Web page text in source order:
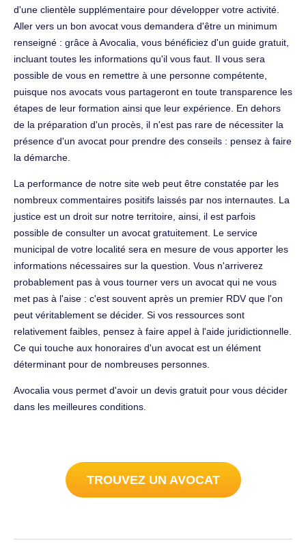
d'une clientèle supplémentaire pour développer votre activité.
Aller vers un bon avocat vous demandera d'être un minimum
renseigné : grâce à Avocalia, vous bénéficiez d'un guide gratuit,
incluant toutes les informations qu'il vous faut. Il vous sera
possible de vous en remettre à une personne compétente,
puisque nos avocats vous partageront en toute transparence les
étapes de leur formation ainsi que leur expérience. En dehors
de la préparation d'un procès, il n'est pas rare de nécessiter la
présence d'un avocat pour prendre des conseils : pensez à faire
la démarche.
La performance de notre site web peut être constatée par les
nombreux commentaires positifs laissés par nos internautes. La
justice est un droit sur notre territoire, ainsi, il est parfois
possible de consulter un avocat gratuitement. Le service
municipal de votre localité sera en mesure de vous apporter les
informations nécessaires sur la question. Vous n'arriverez
probablement pas à vous tourner vers un avocat qui ne vous
met pas à l'aise : c'est souvent après un premier RDV que l'on
peut véritablement se décider. Si vos ressources sont
relativement faibles, pensez à faire appel à l'aide juridictionnelle.
Ce qui touche aux honoraires d'un avocat est un élément
déterminant pour de nombreuses personnes.
Avocalia vous permet d'avoir un devis gratuit pour vous décider
dans les meilleures conditions.
TROUVEZ UN AVOCAT